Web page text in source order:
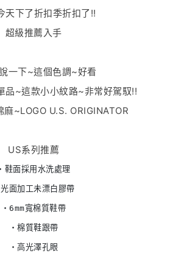
天下了折扣季折扣了!!
超級推薦入手
一下~這個色調~好看
品~這款小小紋路~非常好駕馭!!
麻~LOGO U.S. ORIGINATOR
US系列推薦
・鞋面採用水洗處理
光面加工未漂白膠帶
・6mm寬棉質鞋帶
・棉質鞋跟帶
・高光澤孔眼